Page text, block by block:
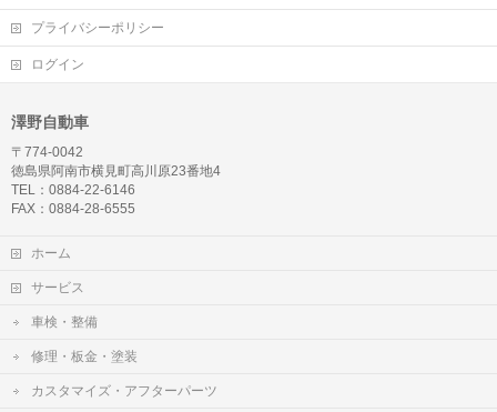
プライバシーポリシー
ログイン
澤野自動車
〒774-0042
徳島県阿南市横見町高川原23番地4
TEL：0884-22-6146
FAX：0884-28-6555
ホーム
サービス
車検・整備
修理・板金・塗装
カスタマイズ・アフターパーツ